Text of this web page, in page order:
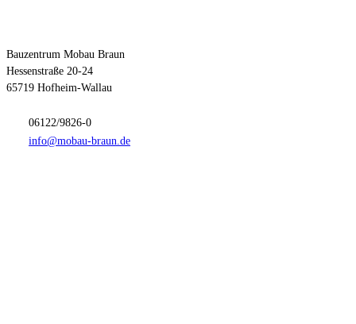
Bauzentrum Mobau Braun
Hessenstraße 20-24
65719 Hofheim-Wallau
06122/9826-0
info@mobau-braun.de